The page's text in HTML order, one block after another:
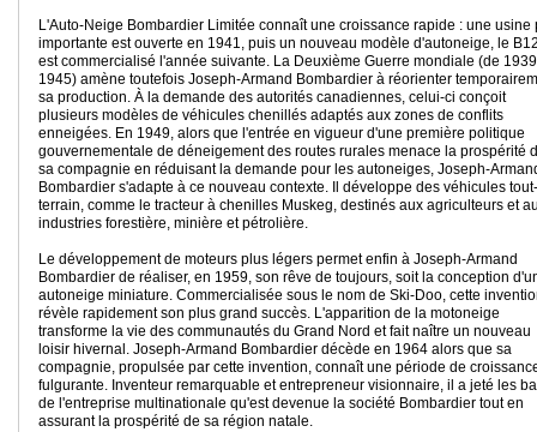
L'Auto-Neige Bombardier Limitée connaît une croissance rapide : une usine
importante est ouverte en 1941, puis un nouveau modèle d'autoneige, le
est commercialisé l'année suivante. La Deuxième Guerre mondiale (de
1945) amène toutefois Joseph-Armand Bombardier à réorienter
sa production. À la demande des autorités canadiennes, celui-ci conçoit
plusieurs modèles de véhicules chenillés adaptés aux zones de conflits
enneigées. En 1949, alors que l'entrée en vigueur d'une première politique
gouvernementale de déneigement des routes rurales menace la prospérité
sa compagnie en réduisant la demande pour les autoneiges, Joseph-
Bombardier s'adapte à ce nouveau contexte. Il développe des véhicules tout-
terrain, comme le tracteur à chenilles Muskeg, destinés aux agriculteurs et
industries forestière, minière et pétrolière.
Le développement de moteurs plus légers permet enfin à Joseph-Armand
Bombardier de réaliser, en 1959, son rêve de toujours, soit la conception
autoneige miniature. Commercialisée sous le nom de Ski-Doo, cette
révèle rapidement son plus grand succès. L'apparition de la motoneige
transforme la vie des communautés du Grand Nord et fait naître un nouveau
loisir hivernal. Joseph-Armand Bombardier décède en 1964 alors que sa
compagnie, propulsée par cette invention, connaît une période de
fulgurante. Inventeur remarquable et entrepreneur visionnaire, il a jeté les
de l'entreprise multinationale qu'est devenue la société Bombardier tout en
assurant la prospérité de sa région natale.